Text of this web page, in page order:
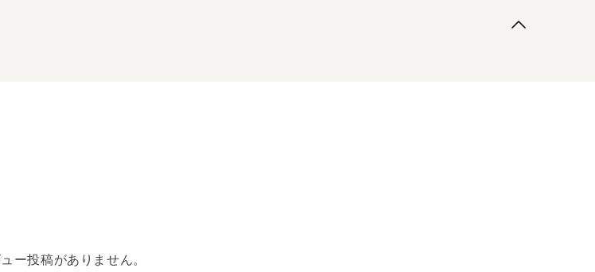
ー投稿がありません。